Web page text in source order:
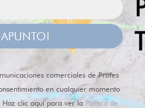
APUNTO!
comerciales de Profes
en cualquier momento
Haz clic aquí para ver la Política de